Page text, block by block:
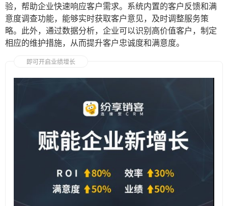
验，帮助企业快速响应客户需求。系统内置的客户反馈和满
意度调查功能，能够实时获取客户意见，及时调整服务策
略。此外，通过数据分析，企业可以识别高价值客户，制定
相应的维护措施，从而提升客户忠诚度和满意度。
即可开启业绩增长